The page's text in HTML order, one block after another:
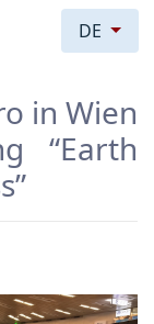
DE
in Wien
“Earth